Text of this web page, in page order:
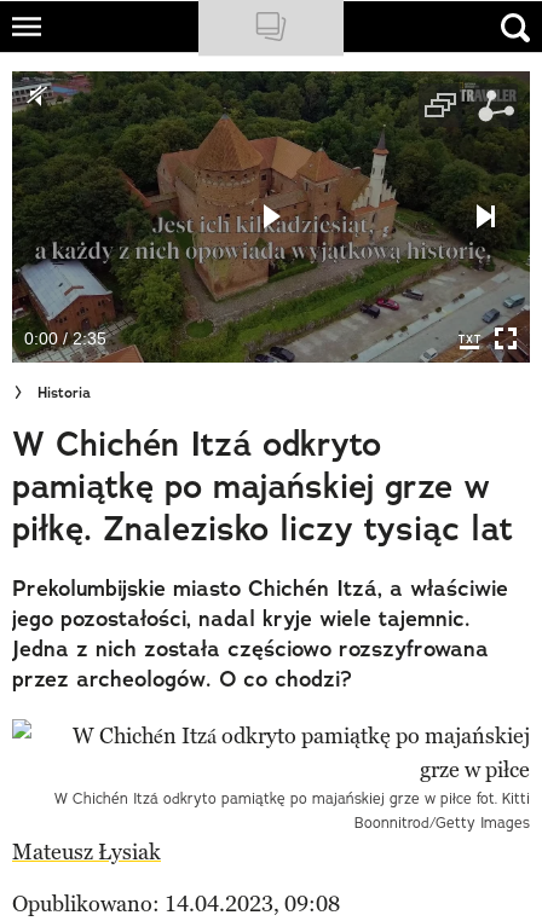
Skip
main
content
NATIONAL GEOGRAPHIC
TRAVELER
PODCASTY
Sklep
Newsletter
Cuda Polski
Wielki Konkurs Fotograficzny
Trendbook Podróżniczy
Polecane
0:00 / 2:35
Historia
W Chichén Itzá odkryto
pamiątkę po majańskiej grze w
piłkę. Znalezisko liczy tysiąc lat
Prekolumbijskie miasto Chichén Itzá, a właściwie
jego pozostałości, nadal kryje wiele tajemnic.
Jedna z nich została częściowo rozszyfrowana
przez archeologów. O co chodzi?
W Chichén Itzá odkryto pamiątkę po majańskiej grze w piłce fot. Kitti
Boonnitrod/Getty Images
Mateusz Łysiak
Opublikowano: 14.04.2023, 09:08